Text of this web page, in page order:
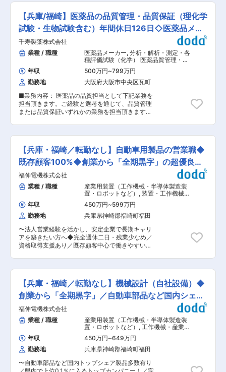
とで、品質の高い原薬を安定的に確保する体制を
構築し、原薬からこだわった製品づくりを可能に
しています。 変更の範囲：会社の定める業務
務 休憩75分 ■配属先情報： 福崎工場／81名
（60代8名、50代12名、40代15名、30代28名、
20代16名、10代2名) ■石塚硝子株式会社につい
て： 創業200年を超える総合容器・素材メーカー
です。ガラスびん・ガラス食器・紙容器・PETボ
トル用プリフォームなどの容器事業と、抗菌剤や
ハイブリッドガラスなどの機能性材料を扱う非容
器事業がございます。 ＜強み＞ 当社は、国内の
アルコール飲料向けガラス瓶において、業界屈指
のメーカーとして広く採用されています。 ペット
ボトル用プリフォームでは国内トップクラスシェ
アを誇ります。 さらに紙容器の分野では、国内主
要な乳業メーカーから幅広く取引いただいてお
置づけられています。 変更の範囲：会社の定める
業務
ート。将来的には店長としてスタッフ教育や集客
企画等の店舗づくりもお任せします ＜★飲食業を
盛り上げていきたい方歓迎！あなたオリジナルの
餃子の王将を★＞ 王将の店長の裁量権は他の飲食
企業の規模とは大きく異なります。 調理・接客・
スタッフ教育・集客企画・広告宣伝まで担当する
ことにより、お客様の声を味付けやメニューに反
映することができます 日本中にある王将はすべて
が個性的。私たちと一緒にあなたらしい餃子の王
将を創り上げてください！ ■王将のキャリアパ
ス： ▼店舗スタッフ 接客や調理を中心に店舗業
務を担当 店舗で様々なメニュー調理を身に着ける
ため、料理人として技術的なスキルUPもかな
う！ ▼副店長 発注やシフト管理など店舗運営に
必要なスキルを取得。現場でのOJT教育中心のた
め、一人一人の得意不得意に応じて育成サポート
任者として店舗運営・管理を担当いただきます。
※店長以降のキャリアはエリアMGR、管理部門、
FC店のオーナーとして独立など様々なキャリアが
ございます。 ※店長時の平均年収は792万円（一
般社員平均：454万円） ＜独立支援制度あり★＞
フランチャイズ店舗オーナーとして「経営者」に
なることも！すでに200名以上の社員が「経営
者」として活躍中！ ■王将の「画期的な」働き
方： ・残業月20H程度 ・有給取得日数は平均8.3
日！連休取りやすく、年に何回も旅行に行ってい
る店長などもいます。 ・従業員数は店舗平均16名
で学べる＆無理なく働ける環境！「平均勤続年数
は11.3年」で「離職率1桁」の安定就業が叶う環境
プ！ ●王将調理道場：調理技術や知識向上の研修
です。調理師免許取得の補助もあり、学びながら
ミー：店舗・人材マネジメントの研修です。店舗
運営や人材マネジメントについて学べるプログラ
ムです。 変更の範囲：会社の定める業務
【兵庫/福崎】医薬品の品質管理・品質保証（理化学
試験・生物試験含む）年間休日126日◇医薬品メー
カー
千寿製薬株式会社
業種 / 職種
医薬品メーカー, 分析・解析・測定・各
種評価試験（化学） 医薬品質管理・試
験担当（QC）（製造所）
年収 500万円~799万円
勤務地
大阪府大阪市中央区瓦町
■業務内容： 医薬品の品質担当として下記業務を
担当頂きます。ご経験と選考を通じて、品質管理
または品質保証いずれかの業務を担当頂きます。
画立案、GMPの運用管理及び社内調整業務
（GMP文書作成、変更管理、逸脱管理、定期照
査、供給者管理、品質情報等） ▼国内外のGMP
適合性調査の査察、監査対応等 ▼医薬品の品質管
理（QC）に関連する業務（理化学試験） 理化学
試験業務における原材料試験や製品試験及びこれ
らに関連する企画業務 ▼医薬品の品質管理
（QC）に関連する業務（生物試験） 無菌試験・
微生物試験、環境モニタリング判定実施及びこれ
らに関連する企画業務 ■理念・価値観： 関わる
全ての人のしあわせを追求する、“Good
Company”を経営理念としております。 ・患者・
消費者の皆さま、医療従事者の皆さま、取引先の
皆さま、株主の皆さま、社員といった千寿製薬に
関わる全ての人々とバランスの取れた関係性を保
ちながら発展することを目指しています。 ・過重
活躍できる環境を整えています。 ・行動理念であ
る“If I were you”の下で、良好な関係、コミュニ
ケーションを構築し、「あるべき姿・やるべきこ
と」を実現・実行できる風通しの良い職場です。
■当社の特徴： （1）関わる全ての人のしあわせ
を追求する「Good Company」を経営理念とし、
患者・消費者の皆様、医療従事者の皆様、取引先
の皆様、株主の皆様、社員といった当社に関わる
全ての人々と、バランスの取れた関係性を保ちな
がら発展することを目指しております。 （2）過
重労働の防止、年休取得率の向上や、時間単位年
の導入等、働き方改革に力を入れ、長期にわたっ
【兵庫・福崎／転勤なし】自動車用製品の営業職◆
既存顧客100%◆創業から「全期黒字」の超優良企
業
福伸電機株式会社
業種 / 職種
産業用装置（工作機械・半導体製造装
置・ロボットなど） , 装置・工作機械・
産業機械営業（国内） 自動車・建機・
自動車部品営業（国内）
年収 450万円~599万円
勤務地
兵庫県神崎郡福崎町福田
〜法人営業経験を活かし、安定企業で長期キャリ
アを築きたい方へ◆完全週休二日・残業少なめ／
資格取得支援あり／既存顧客中心で働きやすい環
幅広い分野で部品を供給し、国内トップシェア製
品も多数保有する安定企業です。近年は電気自動
車や省エネ機器の需要増に伴い、OEM生産の依頼
が増加。 こうした背景から、既存顧客との関係を
さらに深める営業職を増員募集します。 ■業務概
要 大手メーカーを中心とした既存顧客へのルート
営業を担当します。 新規開拓はなく、顧客の要望
に応えることがミッション。 製品の納期や価格調
整を通じて、ものづくりを支える重要な役割を担
います。 ■業務詳細 <まずお任せする業務> ・既
存顧客からの問い合わせ対応（納期・価格） ・社
内の製造部・技術部との調整を行い、顧客へ回答
・受注案件の進捗管理と納品フォロー <ゆくゆく
【兵庫・福崎／転勤なし】機械設計（自社設備）◆
創業から「全期黒字」／自動車部品など国内シェア
トップ◆
福伸電機株式会社
業種 / 職種
産業用装置（工作機械・半導体製造装
置・ロボットなど） , 工作機械・産業機
械・ロボット 設備立ち上げ・設計（機
械設計）
年収 450万円~649万円
勤務地
兵庫県神崎郡福崎町福田
〜自動車部品など国内トップシェア製品多数有り